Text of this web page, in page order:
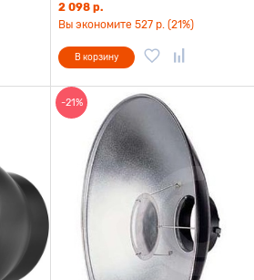
2 098 р.
Вы экономите 527 р. (21%)
В корзину
-21%